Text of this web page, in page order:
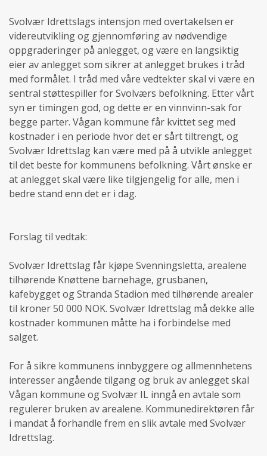
Svolvær Idrettslags intensjon med overtakelsen er
videreutvikling og gjennomføring av nødvendige
oppgraderinger på anlegget, og være en langsiktig
eier av anlegget som sikrer at anlegget brukes i tråd
med formålet. I tråd med våre vedtekter skal vi være en
sentral støttespiller for Svolværs befolkning. Etter vårt
syn er timingen god, og dette er en vinnvinn-sak for
begge parter. Vågan kommune får kvittet seg med
kostnader i en periode hvor det er sårt tiltrengt, og
Svolvær Idrettslag kan være med på å utvikle anlegget
til det beste for kommunens befolkning. Vårt ønske er
at anlegget skal være like tilgjengelig for alle, men i
bedre stand enn det er i dag.
Forslag til vedtak:
Svolvær Idrettslag får kjøpe Svenningsletta, arealene
tilhørende Knøttene barnehage, grusbanen,
kafebygget og Stranda Stadion med tilhørende arealer
til kroner 50 000 NOK. Svolvær Idrettslag må dekke alle
kostnader kommunen måtte ha i forbindelse med
salget.
For å sikre kommunens innbyggere og allmennhetens
interesser angående tilgang og bruk av anlegget skal
Vågan kommune og Svolvær IL inngå en avtale som
regulerer bruken av arealene. Kommunedirektøren får
i mandat å forhandle frem en slik avtale med Svolvær